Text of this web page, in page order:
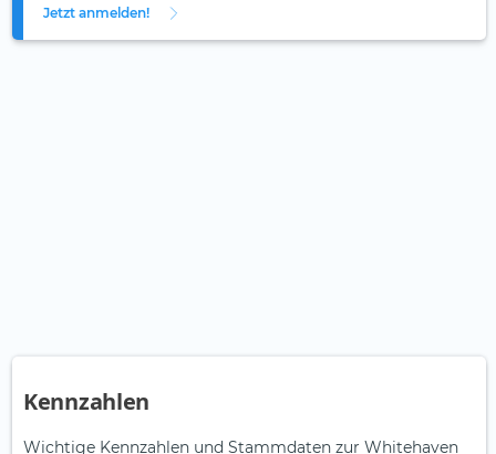
Jetzt anmelden!
Kennzahlen
Wichtige Kennzahlen und Stammdaten zur Whitehaven